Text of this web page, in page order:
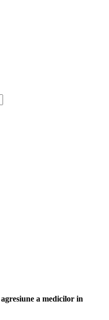
a medicilor in